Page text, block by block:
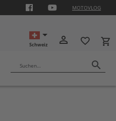
MOTOVLOG
Schweiz person_outline favorite_border local_grocery_store
Suchen… search